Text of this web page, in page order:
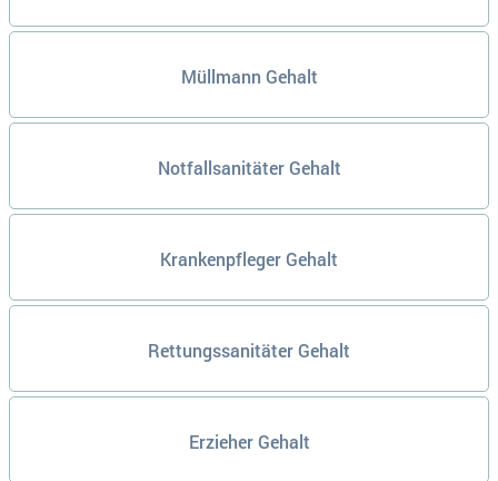
Müllmann Gehalt
Notfallsanitäter Gehalt
Krankenpfleger Gehalt
Rettungssanitäter Gehalt
Erzieher Gehalt